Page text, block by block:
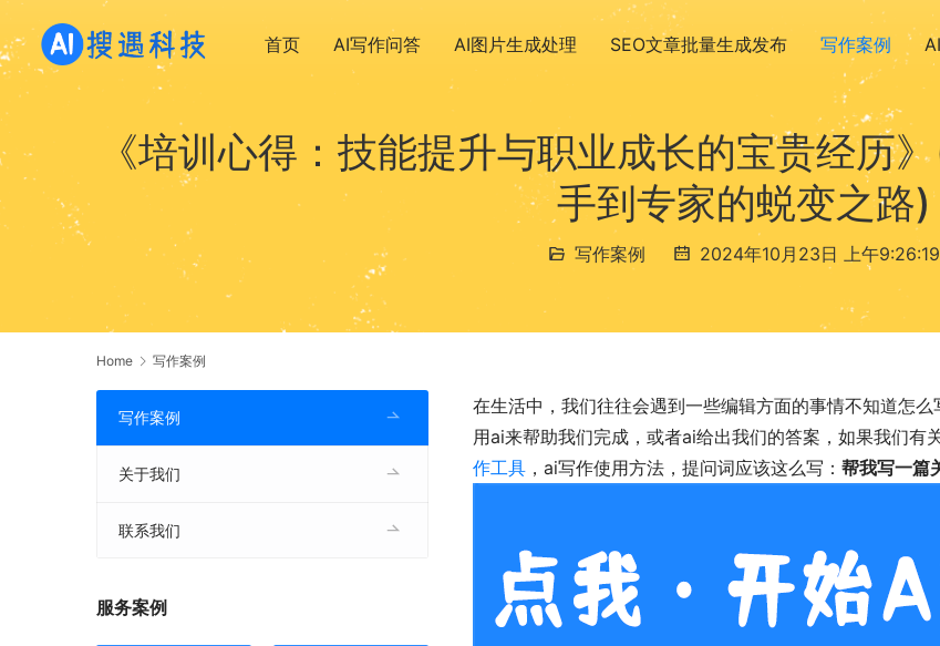
首页 AI写作问答 AI图片生成处理 SEO文章批量生成发布 写作案例
《培训心得：技能提升与职业成长的宝贵经历
手到专家的蜕变之路)
写作案例 2024年10月23日 上午9:26:19
Home 写作案例
在生活中，我们往往会遇到一些编辑方面的事情不知道怎
用ai来帮助我们完成，或者ai给出我们的答案，如果我们有
作工具 ，ai写作使用方法，提问词应该这么写： 帮我写一篇
写作案例
关于我们
联系我们
服务案例